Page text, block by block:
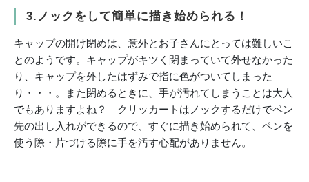
3.ノックをして簡単に描き始められる！
キャップの開け閉めは、意外とお子さんにとっては難しいこ
とのようです。キャップがキツく閉まっていて外せなかった
り、キャップを外したはずみで指に色がついてしまった
り・・・。また閉めるときに、手が汚れてしまうことは大人
でもありますよね？ クリッカートはノックするだけでペン
先の出し入れができるので、すぐに描き始められて、ペンを
使う際・片づける際に手を汚す心配がありません。